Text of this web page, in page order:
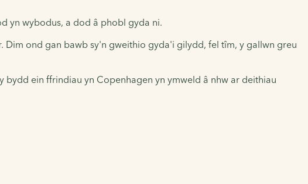
yn wybodus, a dod â phobl gyda ni.
ond gan bawb sy'n gweithio gyda'i gilydd, fel tîm, y gallwn greu
ein ffrindiau yn Copenhagen yn ymweld â nhw ar deithiau